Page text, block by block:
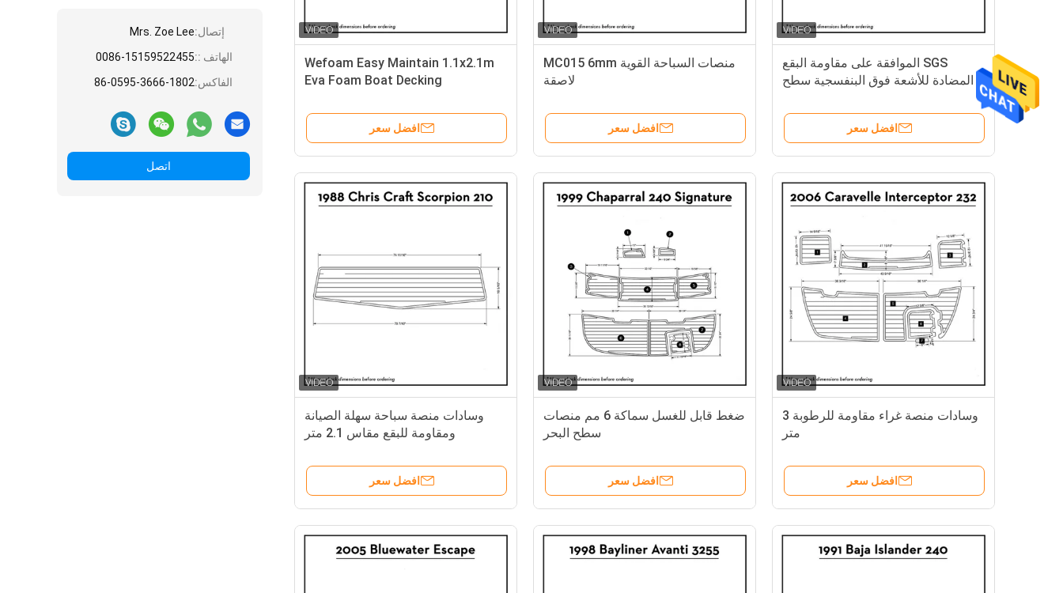
إتصال:Mrs. Zoe Lee
الهاتف ::0086-15159522455
الفاكس:86-0595-3666-1802
اتصل
Wefoam Easy Maintain 1.1x2.1m
Eva Foam Boat Decking
افضل سعر
منصات السباحة القوية MC015 6mm
لاصقة
افضل سعر
SGS الموافقة على مقاومة البقع
المضادة للأشعة فوق البنفسجية سطح
افضل سعر
وسادات منصة سباحة سهلة الصيانة
ومقاومة للبقع مقاس 2.1 متر
افضل سعر
ضغط قابل للغسل سماكة 6 مم منصات
سطح البحر
افضل سعر
وسادات منصة غراء مقاومة للرطوبة 3
متر
افضل سعر